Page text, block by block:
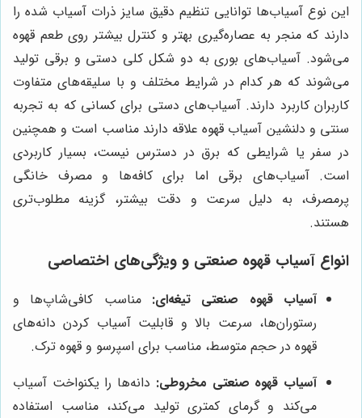
این نوع آسیاب‌ها توانایی تنظیم دقیق سایز ذرات آسیاب شده را
دارند که منجر به عصاره‌گیری بهتر و کنترل بیشتر روی طعم قهوه
می‌شود. آسیاب‌های بوری به دو شکل کلی دستی و برقی تولید
می‌شوند که هر کدام در شرایط مختلف و با سلیقه‌های متفاوت
کاربران کاربرد دارند. آسیاب‌های دستی برای کسانی که به تجربه
سنتی و دلنشین آسیاب قهوه علاقه دارند مناسب است و همچنین
در سفر یا شرایطی که برق در دسترس نیست، بسیار کاربردی
است. آسیاب‌های برقی اما برای کافه‌ها و مصرف خانگی
پرمصرف، به دلیل سرعت و دقت بیشتر، گزینه مطلوب‌تری
هستند.
انواع آسیاب قهوه صنعتی و ویژگی‌های اختصاصی
آسیاب قهوه صنعتی تیغه‌ای: مناسب کافی‌شاپ‌ها و
رستوران‌ها، سرعت بالا و قابلیت آسیاب کردن دانه‌های
قهوه در حجم متوسط، مناسب برای اسپرسو و قهوه ترک.
آسیاب قهوه صنعتی مخروطی: دانه‌ها را یکنواخت آسیاب
می‌کند و گرمای کمتری تولید می‌کند، مناسب استفاده